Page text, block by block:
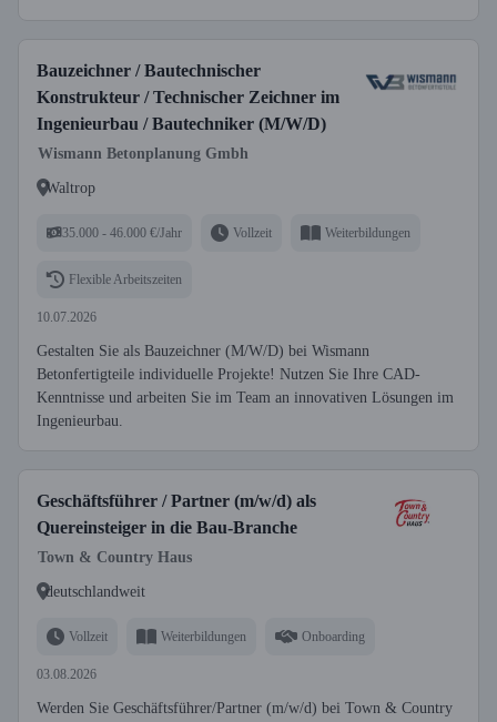
Bauzeichner / Bautechnischer
Konstrukteur / Technischer Zeichner im
Ingenieurbau / Bautechniker (M/W/D)
Wismann Betonplanung Gmbh
Waltrop
35.000 - 46.000 €/Jahr Vollzeit Weiterbildungen
Flexible Arbeitszeiten
10.07.2026
Gestalten Sie als Bauzeichner (M/W/D) bei Wismann
Betonfertigteile individuelle Projekte! Nutzen Sie Ihre CAD-
Kenntnisse und arbeiten Sie im Team an innovativen Lösungen im
Ingenieurbau.
Geschäftsführer / Partner (m/w/d) als
Quereinsteiger in die Bau-Branche
Town & Country Haus
deutschlandweit
Vollzeit Weiterbildungen Onboarding
03.08.2026
Werden Sie Geschäftsführer/Partner (m/w/d) bei Town & Country